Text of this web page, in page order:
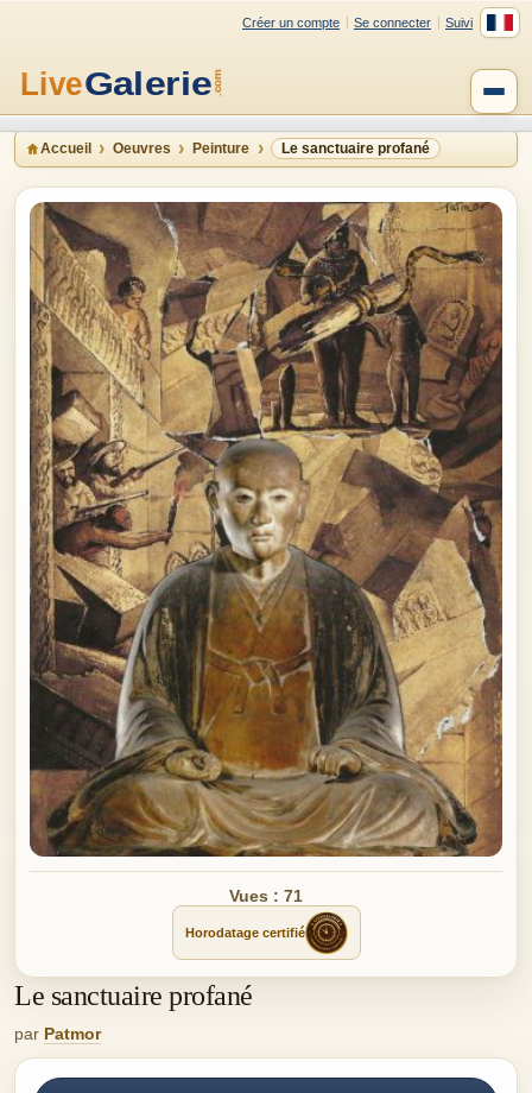
Créer un compte Se connecter Suivi
Accueil Oeuvres Peinture Le sanctuaire profané
Vues : 71
Horodatage certifié
Le sanctuaire profané
par Patmor